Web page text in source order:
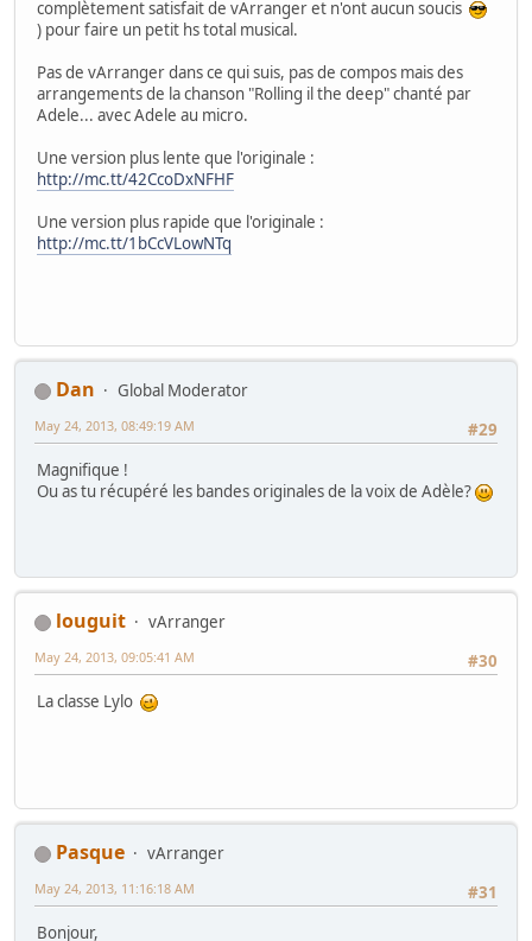
complètement satisfait de vArranger et n'ont aucun soucis
) pour faire un petit hs total musical.
Pas de vArranger dans ce qui suis, pas de compos mais des
arrangements de la chanson "Rolling il the deep" chanté par
Adele... avec Adele au micro.
Une version plus lente que l'originale :
http://mc.tt/42CcoDxNFHF
Une version plus rapide que l'originale :
http://mc.tt/1bCcVLowNTq
Dan
Global Moderator
#29
May 24, 2013, 08:49:19 AM
Magnifique !
Ou as tu récupéré les bandes originales de la voix de Adèle?
louguit
vArranger
#30
May 24, 2013, 09:05:41 AM
La classe Lylo
Pasque
vArranger
#31
May 24, 2013, 11:16:18 AM
Bonjour,